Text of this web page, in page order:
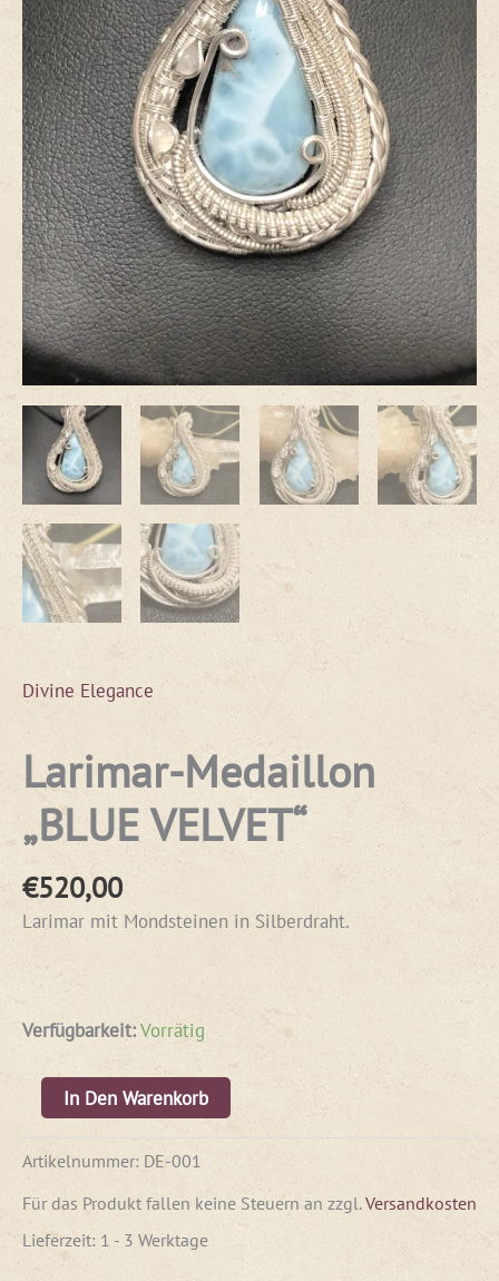
Divine Elegance
Larimar-Medaillon
„BLUE VELVET“
€520,00
Larimar mit Mondsteinen in Silberdraht.
Verfügbarkeit:Vorrätig
In Den Warenkorb
Artikelnummer: DE-001
Für das Produkt fallen keine Steuern an zzgl.Versandkosten
Lieferzeit: 1 - 3 Werktage